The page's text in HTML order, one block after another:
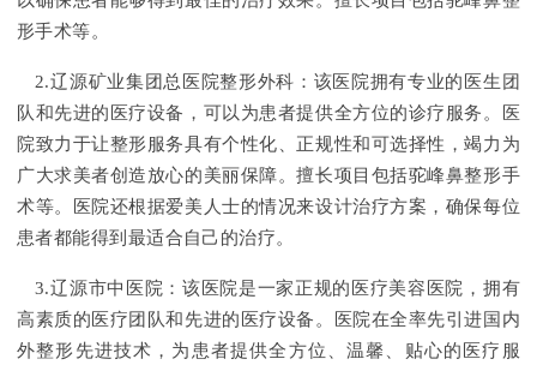
形手术等。
2.辽源矿业集团总医院整形外科：该医院拥有专业的医生团
队和先进的医疗设备，可以为患者提供全方位的诊疗服务。医
院致力于让整形服务具有个性化、正规性和可选择性，竭力为
广大求美者创造放心的美丽保障。擅长项目包括驼峰鼻整形手
术等。医院还根据爱美人士的情况来设计治疗方案，确保每位
患者都能得到最适合自己的治疗。
3.辽源市中医院：该医院是一家正规的医疗美容医院，拥有
高素质的医疗团队和先进的医疗设备。医院在全率先引进国内
外整形先进技术，为患者提供全方位、温馨、贴心的医疗服